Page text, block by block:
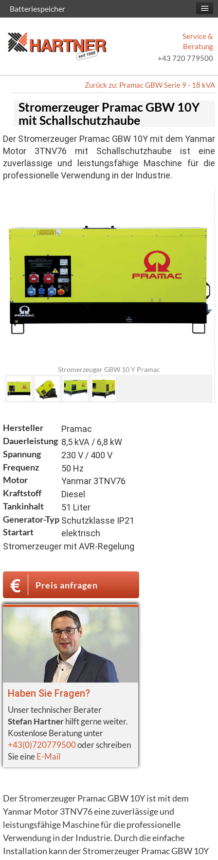
Service &
Beratung
+43 720 779500
Zurück zu: Pramac GBW Serie 9 - 18 kVA
Stromerzeuger Pramac GBW 10Y
mit Schallschutzhaube
Der Stromerzeuger Pramac GBW 10Y mit dem Yanmar
Motor 3TNV76 mit Schallschutzhaube ist eine
zuverlässige und leistungsfähige Maschine für die
professionelle Verwendung in der Industrie.
Stromerzeuger GBW 10 Y Pramac
Hersteller Pramac
Dauerleistung 8,5 kVA / 6,8 kW
Spannung 230 V / 400 V
Frequenz 50 Hz
Motor Yanmar 3TNV76
Kraftstoff Diesel
Tankinhalt 51 Liter
Generator-Typ Schutzklasse IP21
Startart
elektrisch
Stromerzeuger mit AVR-Regelung
Preis anfragen
Haben Sie Fragen?
Unser technischer Berater
Stefan Hartnerhilft gerne weiter.
Kostenlose Beratung unter
+43(0)720779500oder schreiben
Sie eineE-Mail
Der Stromerzeuger Pramac GBW 10Y ist mit dem
Yanmar Motor 3TNV76 eine zuverlässige und
leistungsfähige Maschine für die professionelle
Verwendung in der Industrie. Durch die einfache
Installation kann der Stromerzeuger Pramac GBW 10Y
Batteriespeicher